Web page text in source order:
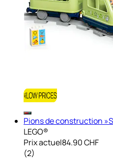
Pions de construction
LEGO®
Prix actuel84.90 CHF
(2)